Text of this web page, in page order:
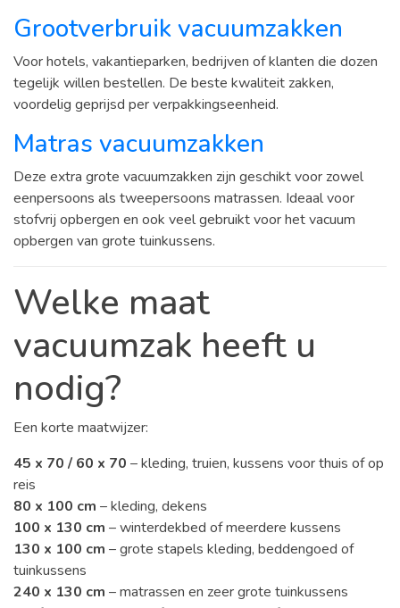
Grootverbruik vacuumzakken
Voor hotels, vakantieparken, bedrijven of klanten die dozen
tegelijk willen bestellen. De beste kwaliteit zakken,
voordelig geprijsd per verpakkingseenheid.
Matras vacuumzakken
Deze extra grote vacuumzakken zijn geschikt voor zowel
eenpersoons als tweepersoons matrassen. Ideaal voor
stofvrij opbergen en ook veel gebruikt voor het vacuum
opbergen van grote tuinkussens.
Welke maat
vacuumzak heeft u
nodig?
Een korte maatwijzer:
45 x 70 / 60 x 70 – kleding, truien, kussens voor thuis of op
reis
80 x 100 cm – kleding, dekens
100 x 130 cm – winterdekbed of meerdere kussens
130 x 100 cm – grote stapels kleding, beddengoed of
tuinkussens
240 x 130 cm – matrassen en zeer grote tuinkussens